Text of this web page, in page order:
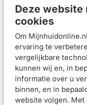
Deze website
cookies
Om
ervaring te
vergelijkbare
kunnen wij en, in
informatie over u
binnen, en in
website volgen. Met
Geen vette finish
Gebruiksadvies
Breng 's ochtends (na
aanbrengen van een
foundation aan op het
laagjes aan te
bereiken: één laagje
meer laagjes voor